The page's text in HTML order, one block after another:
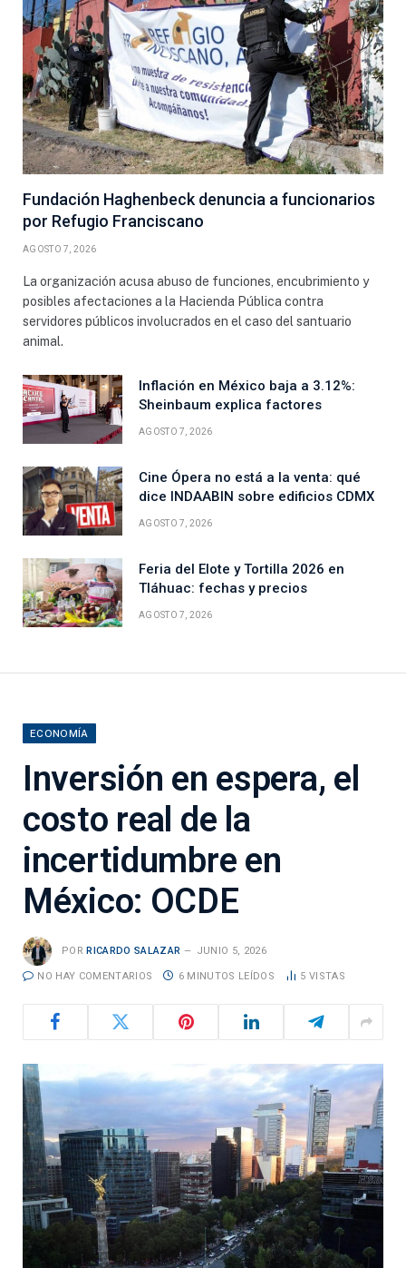
Fundación Haghenbeck denuncia a funcionarios
por Refugio Franciscano
AGOSTO 7, 2026
La organización acusa abuso de funciones, encubrimiento y
posibles afectaciones a la Hacienda Pública contra
servidores públicos involucrados en el caso del santuario
animal.
Inflación en México baja a 3.12%:
Sheinbaum explica factores
AGOSTO 7, 2026
Cine Ópera no está a la venta: qué
dice INDAABIN sobre edificios CDMX
AGOSTO 7, 2026
Feria del Elote y Tortilla 2026 en
Tláhuac: fechas y precios
AGOSTO 7, 2026
ECONOMÍA
Inversión en espera, el
costo real de la
incertidumbre en
México: OCDE
POR RICARDO SALAZAR JUNIO 5, 2026
NO HAY COMENTARIOS 6 MINUTOS LEÍDOS 5 VISTAS